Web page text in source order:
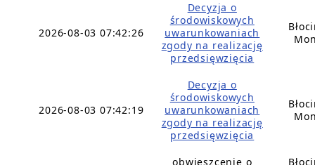
2026-08-03 07:42:26
Decyzja o
środowiskowych
uwarunkowaniach
zgody na realizację
przedsięwzięcia
2026-08-03 07:42:19
Decyzja o
środowiskowych
uwarunkowaniach
zgody na realizację
przedsięwzięcia
obwieszcenie o